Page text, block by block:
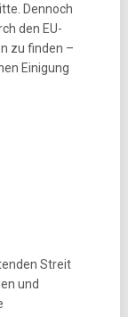
Dennoch
den EU-
zu finden –
Einigung
Streit
und